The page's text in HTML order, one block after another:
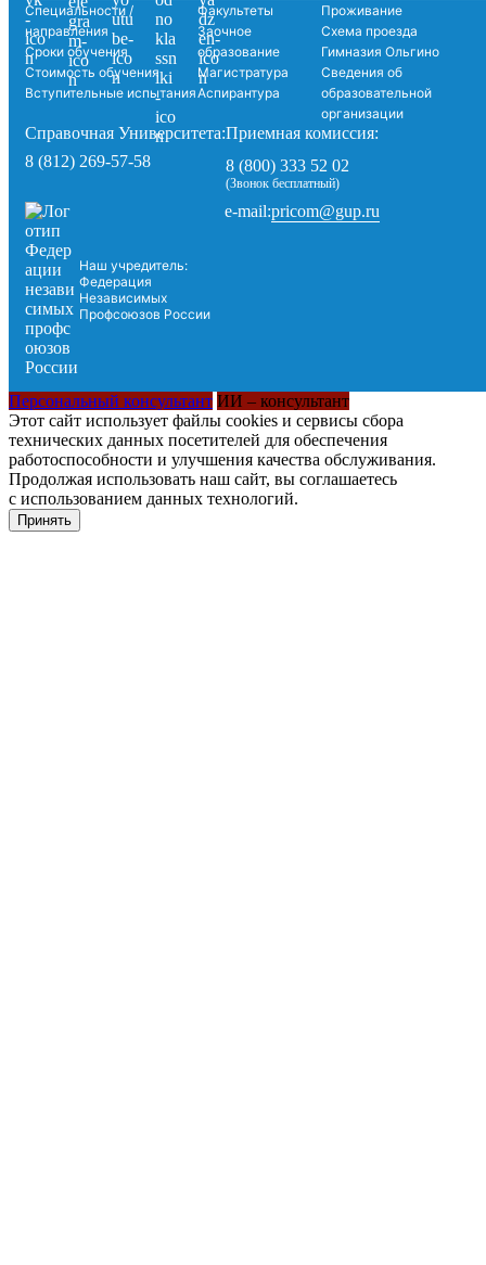
Специальности /
направления
Сроки обучения
Стоимость обучения
Вступительные испытания
Факультеты
Заочное
образование
Магистратура
Аспирантура
Проживание
Схема проезда
Гимназия Ольгино
Сведения об
образовательной
организации
Справочная Университета:
8 (812) 269-57-58
Приемная комиссия:
8 (800) 333 52 02
(Звонок бесплатный)
Наш учредитель:
Федерация
Независимых
Профсоюзов России
e-mail:pricom@gup.ru
Персональный консультант ИИ – консультант
Этот сайт использует файлы cookies и сервисы сбора
технических данных посетителей для обеспечения
работоспособности и улучшения качества обслуживания.
Продолжая использовать наш сайт, вы соглашаетесь
с использованием данных технологий.
Принять